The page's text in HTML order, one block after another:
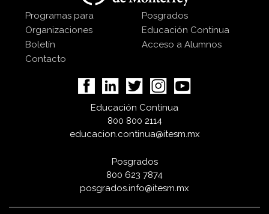
Programas para
Organizaciones
Boletín
Contacto
Posgrados
Educación Continua
Acceso a Alumnos
Educación Continua
800 800 2114
educacion.continua@itesm.mx
Posgrados
800 623 7874
posgrados.info@itesm.mx